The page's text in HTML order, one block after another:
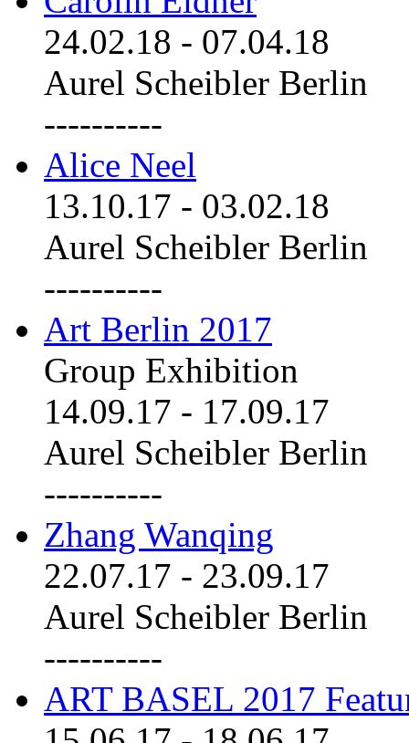
24.02.18 - 07.04.18
Aurel Scheibler Berlin
----------
Alice Neel
13.10.17 - 03.02.18
Aurel Scheibler Berlin
----------
Art Berlin 2017
Group Exhibition
14.09.17 - 17.09.17
Aurel Scheibler Berlin
----------
Zhang Wanqing
22.07.17 - 23.09.17
Aurel Scheibler Berlin
----------
ART BASEL 2017